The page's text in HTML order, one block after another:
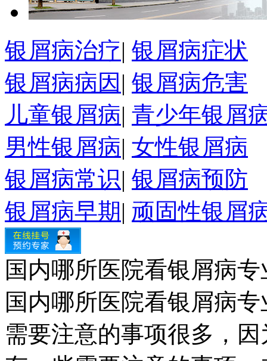
银屑病治疗| 银屑病症状
银屑病病因 | 银屑病危害
儿童银屑病| 青少年银屑
男性银屑病| 女性银屑病
银屑病常识| 银屑病预防
银屑病早期| 顽固性银屑
国内哪所医院看银屑病专
国内哪所医院看银屑病
需要注意的事项很多，